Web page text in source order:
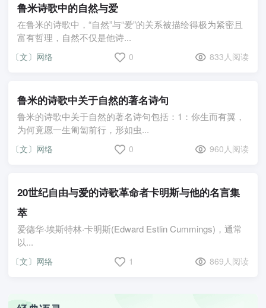
鲁米诗歌中的自然与爱
在鲁米的诗歌中，“自然”与“爱”的关系被描绘得极为紧密且
富有哲理，自然不仅是他诗...
〔文〕网络 0 833人阅读
鲁米的诗歌中关于自然的著名诗句
鲁米的诗歌中关于自然的著名诗句包括：1：你生而有翼，
为何竟愿一生匍匐前行，形如虫...
〔文〕网络 0 960人阅读
20世纪自由与爱的诗歌革命者卡明斯与他的名言集
萃
爱德华·埃斯特林·卡明斯(Edward Estlin Cummings)，通常
以...
〔文〕网络 1 869人阅读